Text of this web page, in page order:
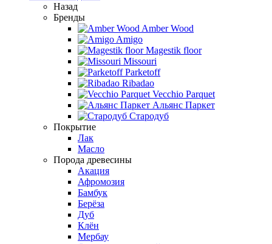
Назад
Бренды
Amber Wood
Amigo
Magestik floor
Missouri
Parketoff
Ribadao
Vecchio Parquet
Альянс Паркет
Стародуб
Покрытие
Лак
Масло
Порода древесины
Акация
Афромозия
Бамбук
Берёза
Дуб
Клён
Мербау